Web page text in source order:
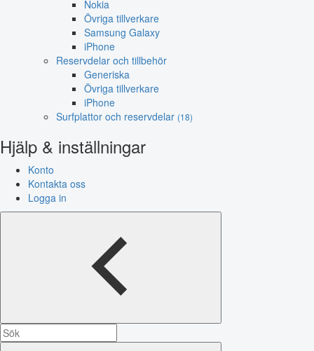
Nokia
Övriga tillverkare
Samsung Galaxy
iPhone
Reservdelar och tillbehör
Generiska
Övriga tillverkare
iPhone
Surfplattor och reservdelar (18)
Hjälp & inställningar
Konto
Kontakta oss
Logga in